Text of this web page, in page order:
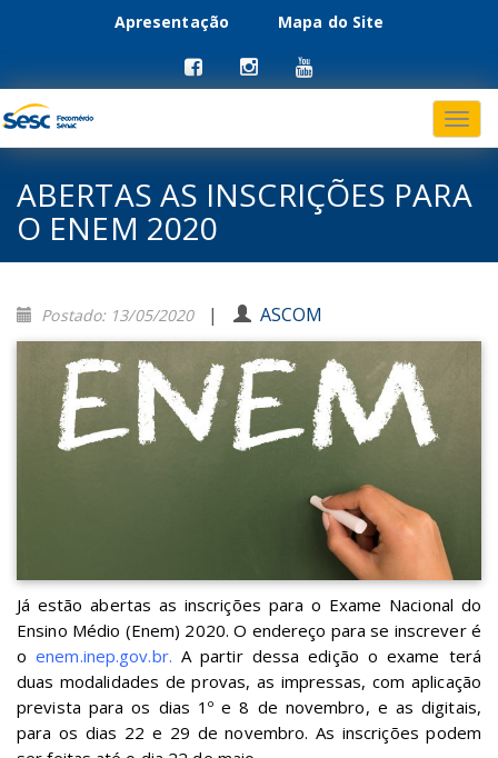
Apresentação Mapa do Site
Menu
primário
Pular
para
o
ABERTAS AS INSCRIÇÕES PARA
O ENEM 2020
Postado: 13/05/2020 | ASCOM
Já estão abertas as inscrições para o Exame Nacional do
Ensino Médio (Enem) 2020. O endereço para se inscrever é
o enem.inep.gov.br. A partir dessa edição o exame terá
duas modalidades de provas, as impressas, com aplicação
prevista para os dias 1º e 8 de novembro, e as digitais,
para os dias 22 e 29 de novembro. As inscrições podem